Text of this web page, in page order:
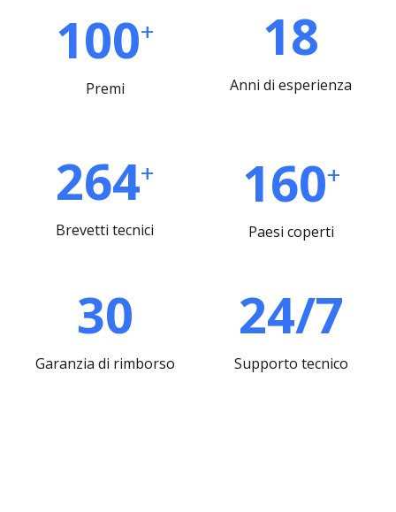
100+
Premi
18
Anni di esperienza
264+
Brevetti tecnici
160+
Paesi coperti
30
Garanzia di rimborso
24/7
Supporto tecnico